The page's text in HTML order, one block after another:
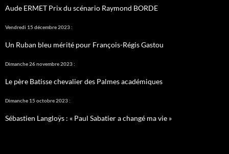
Aude ERMET Prix du scénario Raymond BORDE
Vendredi 15 décembre 2023 :
Un Ruban bleu mérité pour François-Régis Gastou
Dimanche 26 novembre 2023 :
Le père Batisse chevalier des Palmes académiques
Dimanche 15 octobre 2023 :
Sébastien Langloÿs : « Paul Sabatier a changé ma vie »